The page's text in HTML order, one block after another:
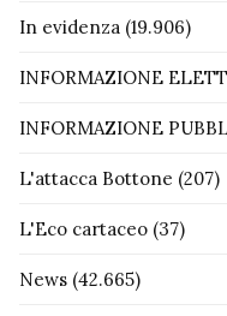
In evidenza (19.906)
INFORMAZIONE
INFORMAZIONE
L'attacca Bottone (207)
L'Eco cartaceo (37)
News (42.665)